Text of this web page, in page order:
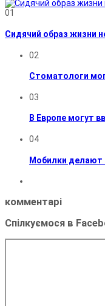
01
Сидячий образ жизни
02
Стоматологи
03
В Европе могут
04
Мобилки делают
комментарі
Спілкуємося в